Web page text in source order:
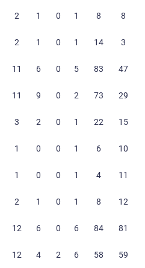
2 1 0 1 8 8
2 1 0 1 14 3
11 6 0 5 83 47
11 9 0 2 73 29
3 2 0 1 22 15
1 0 0 1 6 10
1 0 0 1 4 11
2 1 0 1 8 12
12 6 0 6 84 81
12 4 2 6 58 59